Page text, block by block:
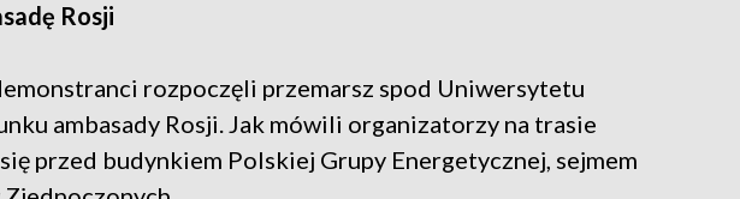
Rosji
rozpoczęli przemarsz spod Uniwersytetu
ambasady Rosji. Jak mówili organizatorzy na trasie
przed budynkiem Polskiej Grupy Energetycznej, sejmem